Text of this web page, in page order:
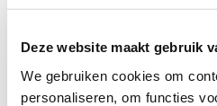
Deze website maakt gebruik
We gebruiken cookies om
personaliseren, om functies
Gratis verzending boven de